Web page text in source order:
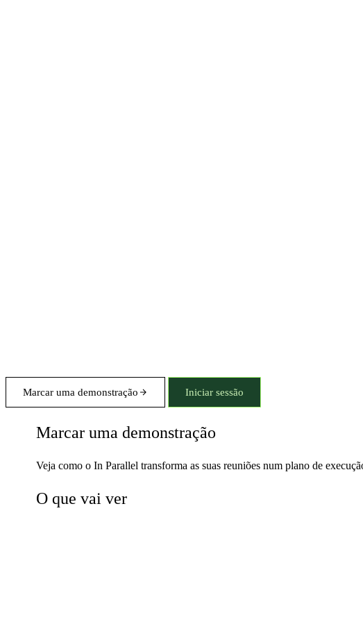
Marcar uma demonstração Iniciar sessão
Marcar uma demonstração
Veja como o In Parallel transforma as suas reuniões num plano de
O que vai ver